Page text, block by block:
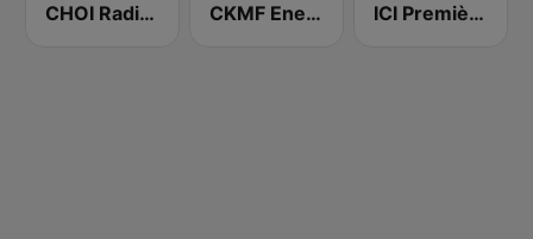
CHOI Radio X 98.1 FM CKMF Energie Montréal 94.3 FM ICI Première Québec